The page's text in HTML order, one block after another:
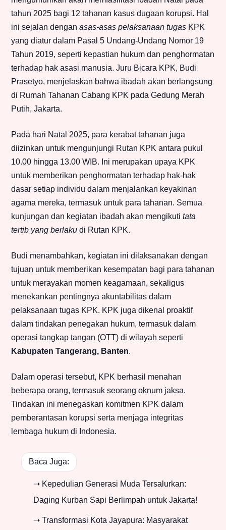
tahun 2025 bagi 12 tahanan kasus dugaan korupsi. Hal
ini sejalan dengan asas-asas pelaksanaan tugas KPK
yang diatur dalam Pasal 5 Undang-Undang Nomor 19
Tahun 2019, seperti kepastian hukum dan penghormatan
terhadap hak asasi manusia. Juru Bicara KPK, Budi
Prasetyo, menjelaskan bahwa ibadah akan berlangsung
di Rumah Tahanan Cabang KPK pada Gedung Merah
Putih, Jakarta.
Pada hari Natal 2025, para kerabat tahanan juga
diizinkan untuk mengunjungi Rutan KPK antara pukul
10.00 hingga 13.00 WIB. Ini merupakan upaya KPK
untuk memberikan penghormatan terhadap hak-hak
dasar setiap individu dalam menjalankan keyakinan
agama mereka, termasuk untuk para tahanan. Semua
kunjungan dan kegiatan ibadah akan mengikuti tata
tertib yang berlaku di Rutan KPK.
Budi menambahkan, kegiatan ini dilaksanakan dengan
tujuan untuk memberikan kesempatan bagi para tahanan
untuk merayakan momen keagamaan, sekaligus
menekankan pentingnya akuntabilitas dalam
pelaksanaan tugas KPK. KPK juga dikenal proaktif
dalam tindakan penegakan hukum, termasuk dalam
operasi tangkap tangan (OTT) di wilayah seperti
Kabupaten Tangerang, Banten.
Dalam operasi tersebut, KPK berhasil menahan
beberapa orang, termasuk seorang oknum jaksa.
Tindakan ini menegaskan komitmen KPK dalam
pemberantasan korupsi serta menjaga integritas
lembaga hukum di Indonesia.
Baca Juga:
➝ Kepedulian Generasi Muda Tersalurkan:
Daging Kurban Sapi Berlimpah untuk Jakarta!
➝ Transformasi Kota Jayapura: Masyarakat